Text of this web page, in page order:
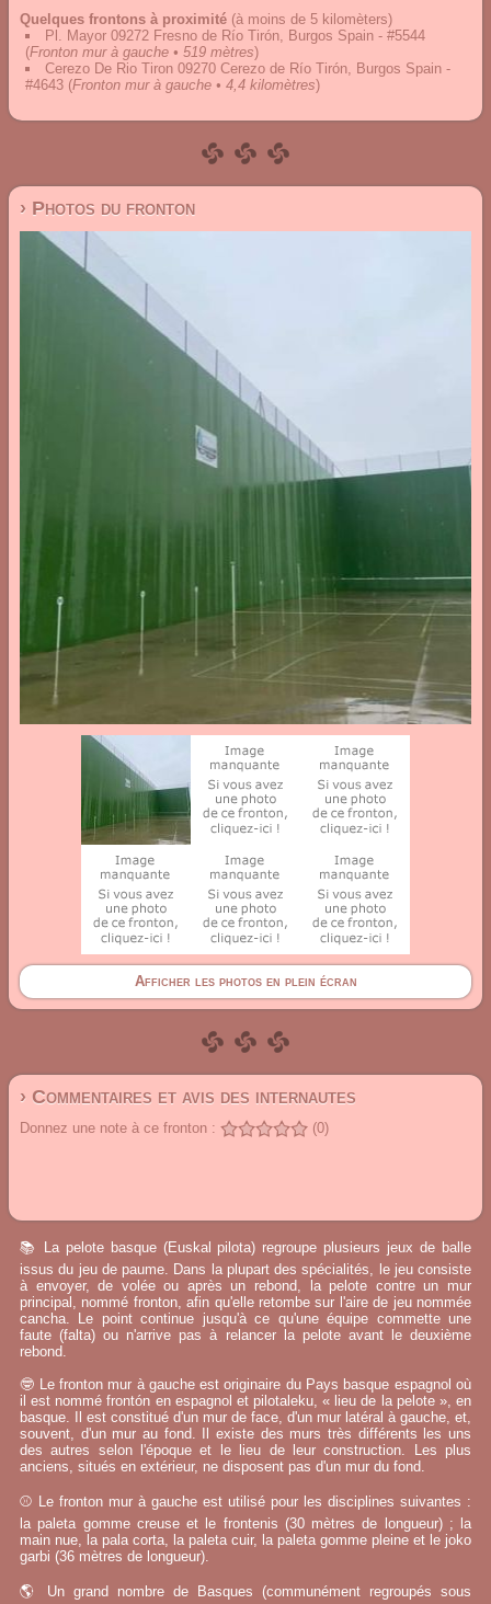
Quelques frontons à proximité (à moins de 5 kilomèters)
Pl. Mayor 09272 Fresno de Río Tirón, Burgos Spain - #5544
(Fronton mur à gauche • 519 mètres)
Cerezo De Rio Tiron 09270 Cerezo de Río Tirón, Burgos Spain -
#4643 (Fronton mur à gauche • 4,4 kilomètres)
› Photos du fronton
Afficher les photos en plein écran
› Commentaires et avis des internautes
Donnez une note à ce fronton : (0)
📚 La pelote basque (Euskal pilota) regroupe plusieurs jeux de balle
issus du jeu de paume. Dans la plupart des spécialités, le jeu consiste
à envoyer, de volée ou après un rebond, la pelote contre un mur
principal, nommé fronton, afin qu'elle retombe sur l'aire de jeu nommée
cancha. Le point continue jusqu'à ce qu'une équipe commette une
faute (falta) ou n'arrive pas à relancer la pelote avant le deuxième
rebond.
🤓 Le fronton mur à gauche est originaire du Pays basque espagnol où
il est nommé frontón en espagnol et pilotaleku, « lieu de la pelote », en
basque. Il est constitué d'un mur de face, d'un mur latéral à gauche, et,
souvent, d'un mur au fond. Il existe des murs très différents les uns
des autres selon l'époque et le lieu de leur construction. Les plus
anciens, situés en extérieur, ne disposent pas d'un mur du fond.
⚾ Le fronton mur à gauche est utilisé pour les disciplines suivantes :
la paleta gomme creuse et le frontenis (30 mètres de longueur) ; la
main nue, la pala corta, la paleta cuir, la paleta gomme pleine et le joko
garbi (36 mètres de longueur).
🌎 Un grand nombre de Basques (communément regroupés sous